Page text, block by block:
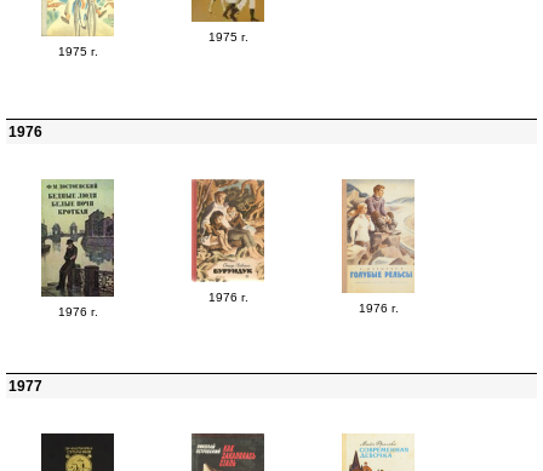
1975 г.
1975 г.
1976
1976 г.
1976 г.
1976 г.
1977